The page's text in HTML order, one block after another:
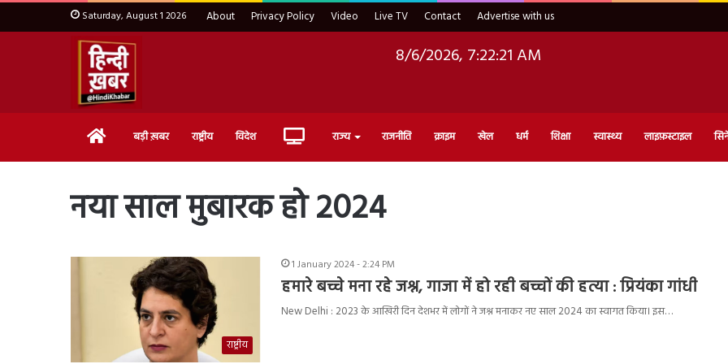
Saturday, August 1 2026 About Privacy Policy Video Live TV Contact Advertise with us
8/6/2026, 7:22:22 AM
Home बड़ी ख़बर राष्ट्रीय विदेश Live राज्य राजनीति क्राइम खेल धर्म शिक्षा स्वास्थ्य लाइफ़स्टाइल
नया साल मुबारक हो 2024
राष्ट्रीय
1 January 2024 - 2:24 PM
हमारे बच्चे मना रहे जश्न, गाजा में हो रही बच्चों की हत्या : प्रियंका गांधी
New Delhi : 2023 के आखिरी दिन देशभर में लोगों ने जश्न मनाकर नए साल 2024 का स्वागत किया। इस…